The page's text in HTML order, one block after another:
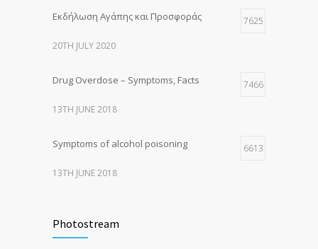
Εκδήλωση Αγάπης και Προσφοράς 7625
20TH JULY 2020
Drug Overdose – Symptoms, Facts 7466
13TH JUNE 2018
Symptoms of alcohol poisoning 6613
13TH JUNE 2018
13TH JUNE 2018
Photostream